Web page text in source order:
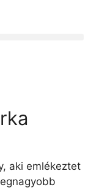
aki emlékeztet